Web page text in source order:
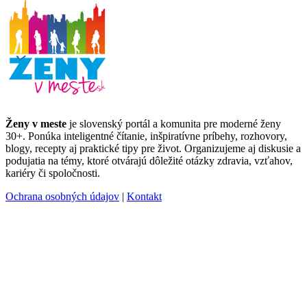
Ženy v meste je slovenský portál a komunita pre moderné ženy
30+. Ponúka inteligentné čítanie, inšpiratívne príbehy, rozhovory,
blogy, recepty aj praktické tipy pre život. Organizujeme aj diskusie a
podujatia na témy, ktoré otvárajú dôležité otázky zdravia, vzťahov,
kariéry či spoločnosti.
Ochrana osobných údajov | Kontakt